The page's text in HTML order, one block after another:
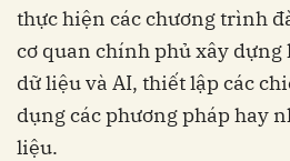
thực hiện các chương trình
cơ quan chính phủ xây dựng
dữ liệu và AI, thiết lập các
dụng các phương pháp hay
liệu.